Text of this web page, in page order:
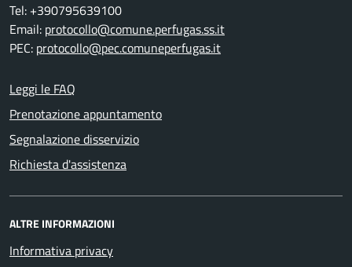
Tel: +390795639100
Email: protocollo@comune.perfugas.ss.it
PEC: protocollo@pec.comuneperfugas.it
Leggi le FAQ
Prenotazione appuntamento
Segnalazione disservizio
Richiesta d'assistenza
ALTRE INFORMAZIONI
Informativa privacy